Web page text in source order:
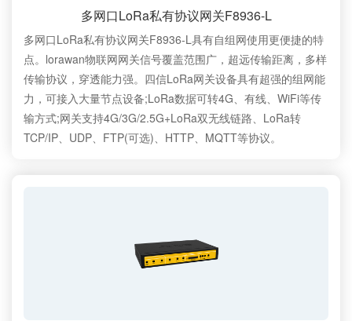
多网口LoRa私有协议网关F8936-L
多网口LoRa私有协议网关F8936-L具有自组网使用更便捷的特
点。lorawan物联网网关信号覆盖范围广，超远传输距离，多样
传输协议，穿透能力强。四信LoRa网关设备具有超强的组网能
力，可接入大量节点设备;LoRa数据可转4G、有线、WiFi等传
输方式;网关支持4G/3G/2.5G+LoRa双无线链路、LoRa转
TCP/IP、UDP、FTP(可选)、HTTP、MQTT等协议。